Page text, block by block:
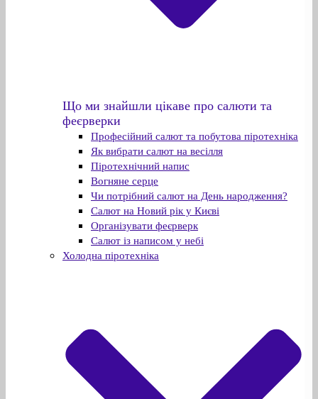
Що ми знайшли цікаве про салюти та
феєрверки
Професійний салют та побутова піротехніка
Як вибрати салют на весілля
Піротехнічний напис
Вогняне серце
Чи потрібний салют на День народження?
Салют на Новий рік у Києві
Організувати феєрверк
Салют із написом у небі
Холодна піротехніка